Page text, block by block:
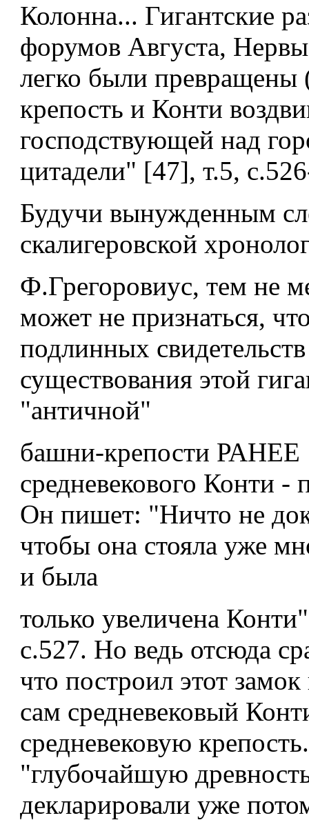
Колонна... Гигантские
форумов Августа,
легко были
крепость и Конти
господствующей над
цитадели" [47], т.5,
Будучи вынужденным
скалигеровской
Ф.Грегоровиус, тем не
может не признаться,
подлинных свидетельств
существования этой
"античной"
башни-крепости РАНЕЕ
средневекового Конти -
Он пишет: "Ничто не
чтобы она стояла уже
и была
только увеличена
с.527. Но ведь отсюда
что построил этот
сам средневековый
средневековую
"глубочайшую
декларировали уже